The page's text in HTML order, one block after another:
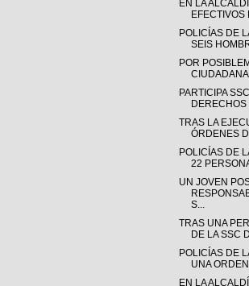
EN LA
EFECTIVOS
POLICÍAS DE
SEIS
POR
PARTICIPA
TRAS LA
ÓRDENES
POLICÍAS DE
22
UN JOVEN
S...
TRAS UNA
DE LA SSC
POLICÍAS DE
UNA
EN LA